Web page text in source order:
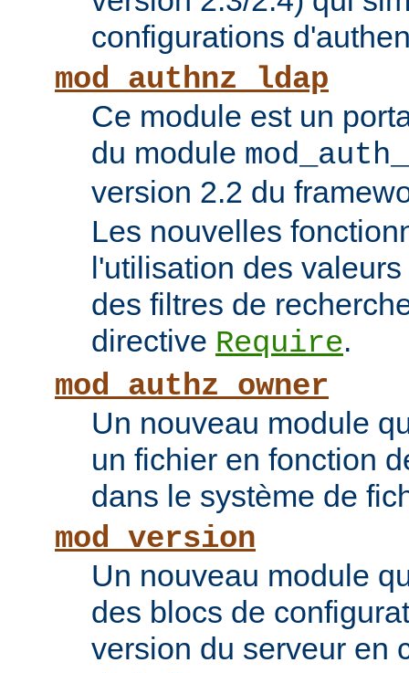
configurations
mod_authnz_ldap
Ce module est un
du module
version 2.2 du
Les nouvelles
l'utilisation des
des filtres de
directive Require.
mod_authz_owner
Un nouveau module
un fichier en fonction
dans le système de
mod_version
Un nouveau module
des blocs de
version du serveur en